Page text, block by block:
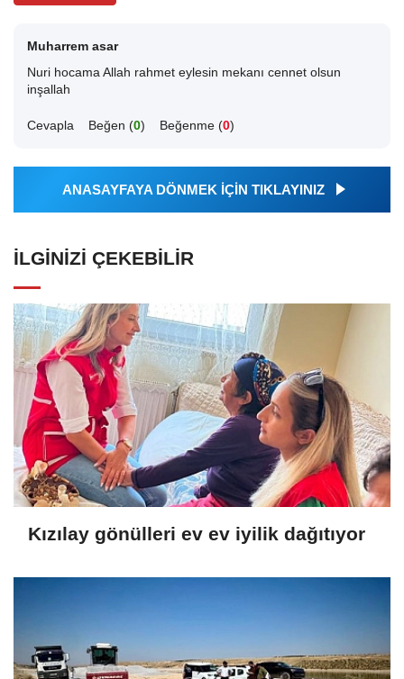
Muharrem asar
Nuri hocama Allah rahmet eylesin mekanı cennet olsun
inşallah
Cevapla Beğen (0) Beğenme (0)
ANASAYFAYA DÖNMEK İÇİN TIKLAYINIZ
İLGINIZI ÇEKEBILIR
Kızılay gönülleri ev ev iyilik dağıtıyor